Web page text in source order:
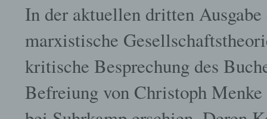
In der aktuellen dritten Ausgabe
marxistische
kritische Besprechung des
Befreiung von Christoph